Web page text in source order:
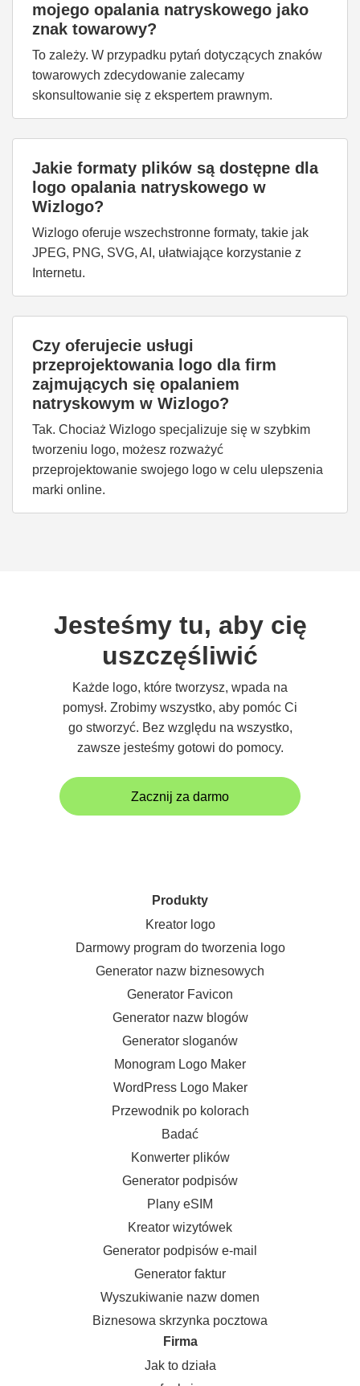
mojego opalania natryskowego jako
znak towarowy?
To zależy. W przypadku pytań dotyczących znaków
towarowych zdecydowanie zalecamy
skonsultowanie się z ekspertem prawnym.
Jakie formaty plików są dostępne dla
logo opalania natryskowego w
Wizlogo?
Wizlogo oferuje wszechstronne formaty, takie jak
JPEG, PNG, SVG, AI, ułatwiające korzystanie z
Internetu.
Czy oferujecie usługi
przeprojektowania logo dla firm
zajmujących się opalaniem
natryskowym w Wizlogo?
Tak. Chociaż Wizlogo specjalizuje się w szybkim
tworzeniu logo, możesz rozważyć
przeprojektowanie swojego logo w celu ulepszenia
marki online.
Jesteśmy tu, aby cię
uszczęśliwić
Każde logo, które tworzysz, wpada na
pomysł. Zrobimy wszystko, aby pomóc Ci
go stworzyć. Bez względu na wszystko,
zawsze jesteśmy gotowi do pomocy.
Zacznij za darmo
Produkty
Kreator logo
Darmowy program do tworzenia logo
Generator nazw biznesowych
Generator Favicon
Generator nazw blogów
Generator sloganów
Monogram Logo Maker
WordPress Logo Maker
Przewodnik po kolorach
Badać
Konwerter plików
Generator podpisów
Plany eSIM
Kreator wizytówek
Generator podpisów e-mail
Generator faktur
Wyszukiwanie nazw domen
Biznesowa skrzynka pocztowa
Firma
Jak to działa